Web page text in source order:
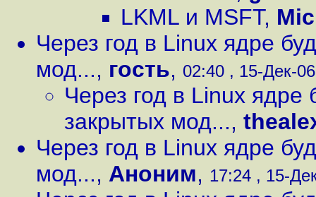
LKML и MSFT,
Через год в Linux ядре
мод..., гость, 02:40 , 15-Дек-
Через год в Linux ядре
закрытых мод...,
Через год в Linux ядре
мод..., Аноним, 17:24 , 15-